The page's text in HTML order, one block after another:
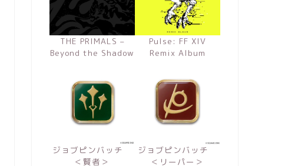
THE PRIMALS –
Beyond the Shadow
Pulse: FF XIV
Remix Album
ジョブピンバッチ
＜賢者＞
ジョブピンバッチ
＜リーパー＞